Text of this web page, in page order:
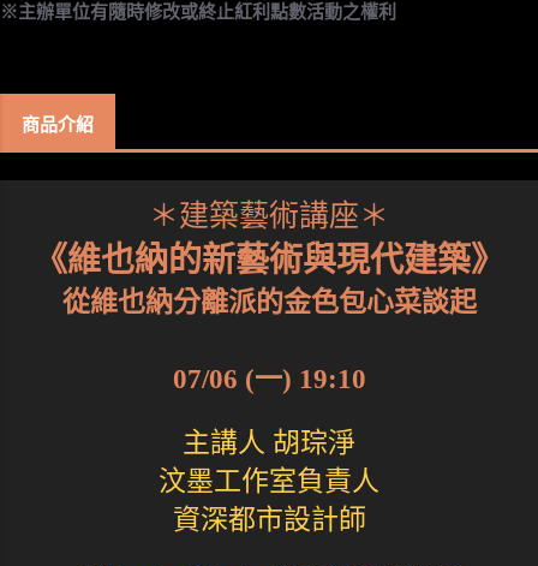
※主辦單位有隨時修改或終止紅利點數活動之權利
商品介紹
＊建築藝術講座＊
《維也納的新藝術與現代建築》
從維也納分離派的金色包心菜談起
07/06 (一) 19:10
主講人 胡琮淨
汶墨工作室負責人
資深都市設計師